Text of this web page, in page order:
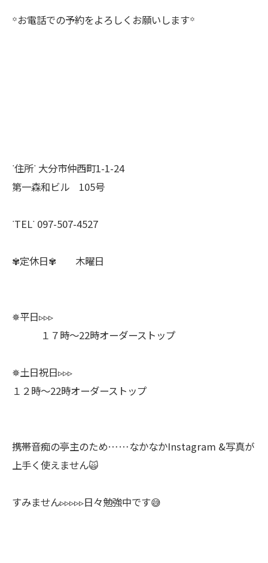
꙳お電話での予約をよろしくお願いします꙳
ᐝ住所ᐝ 大分市仲西町1-1-24
第一森和ビル 105号
ᐝTELᐝ 097-507-4527
✾定休日✾ 木曜日
✵平日▹▹▹
１７時〜22時オーダーストップ
✵土日祝日▹▹▹
１２時〜22時オーダーストップ
携帯音痴の亭主のため……なかなかInstagram &写真が
上手く使えません🙀
すみません▹▹▹▹▹日々勉強中です😅